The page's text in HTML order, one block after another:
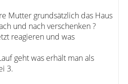
Mutter grundsätzlich das Haus
und nach verschenken ?
reagieren und was
geht was erhält man als
3.